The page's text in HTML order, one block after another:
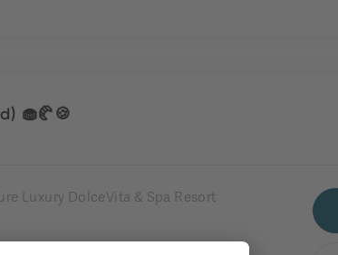
🧁🥐🍪
Luxury DolceVita & Spa Resort